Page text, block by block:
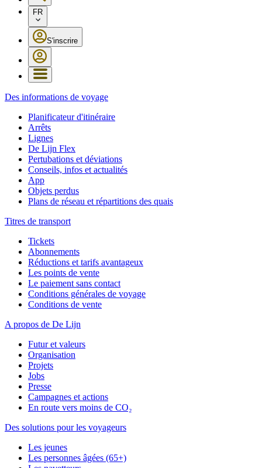
FR
S'inscrire
Des informations de voyage
Planificateur d'itinéraire
Arrêts
Lignes
De Lijn Flex
Pertubations et déviations
Conseils, infos et actualités
App
Objets perdus
Plans de réseau et répartitions des quais
Titres de transport
Tickets
Abonnements
Réductions et tarifs avantageux
Les points de vente
Le paiement sans contact
Conditions générales de voyage
Conditions de vente
A propos de De Lijn
Futur et valeurs
Organisation
Projets
Jobs
Presse
Campagnes et actions
En route vers moins de CO₂
Des solutions pour les voyageurs
Les jeunes
Les personnes âgées (65+)